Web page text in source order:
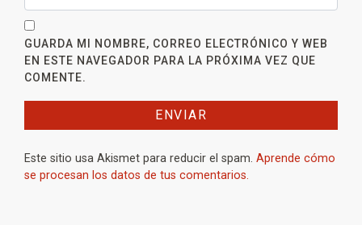
GUARDA MI NOMBRE, CORREO ELECTRÓNICO Y WEB
EN ESTE NAVEGADOR PARA LA PRÓXIMA VEZ QUE
COMENTE.
Este sitio usa Akismet para reducir el spam. Aprende cómo
se procesan los datos de tus comentarios.